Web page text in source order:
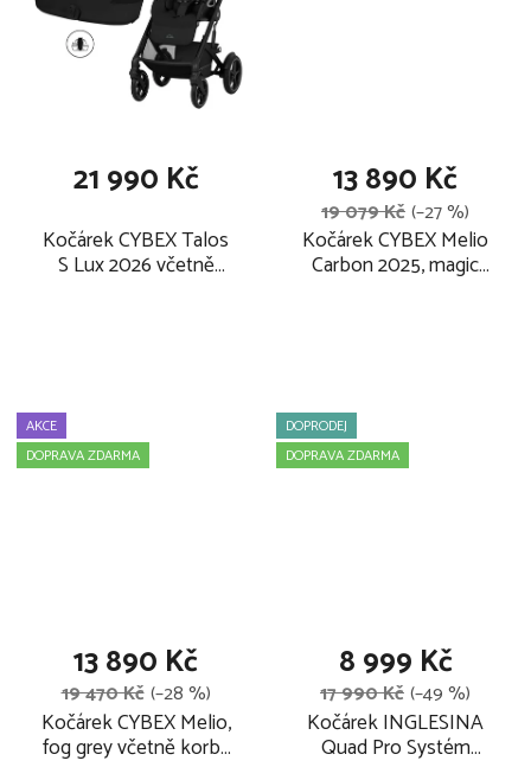
Kočárek CYBEX Talos
S Lux 2026 včetně
21 990 Kč
Kočárek CYBEX Melio
Carbon 2025, magic
13 890 Kč
19 079 Kč(–27 %)
AKCE
DOPRAVA ZDARMA
Kočárek CYBEX Melio,
fog grey včetně korby
13 890 Kč
19 470 Kč (–28 %)
DOPRODEJ
DOPRAVA ZDARMA
Kočárek INGLESINA
Quad Pro Systém
8 999 Kč
17 990 Kč(–49 %)